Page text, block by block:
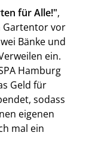
für Alle!",
Gartentor vor
Bänke und
ein.
Hamburg
Geld für
sodass
eigenen
mal ein